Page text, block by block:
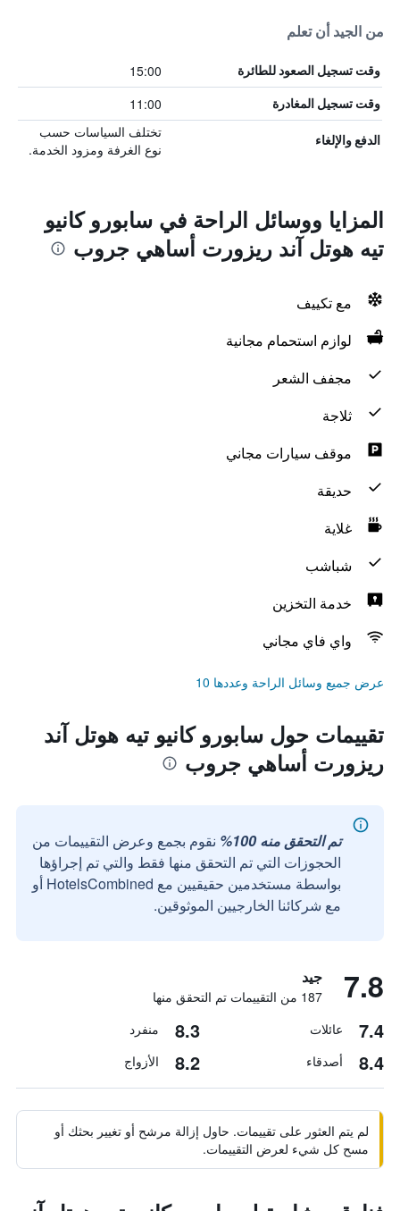
من الجيد أن تعلم
وقت تسجيل الصعود للطائرة 15:00
وقت تسجيل المغادرة 11:00
الدفع والإلغاء
تختلف السياسات حسب
نوع الغرفة ومزود الخدمة.
المزايا ووسائل الراحة في سابورو كانيو
تيه هوتل آند ريزورت أساهي جروب
مع تكييف
لوازم استحمام مجانية
مجفف الشعر
ثلاجة
موقف سيارات مجاني
حديقة
غلاية
شباشب
خدمة التخزين
واي فاي مجاني
عرض جميع وسائل الراحة وعددها 10
تقييمات حول سابورو كانيو تيه هوتل آند
ريزورت أساهي جروب
تم التحقق منه 100%
نقوم بجمع وعرض التقييمات من
الحجوزات التي تم التحقق منها فقط والتي تم إجراؤها
بواسطة مستخدمين حقيقيين مع HotelsCombined أو
مع شركائنا الخارجيين الموثوقين.
7.8 جيد
187 من التقييمات تم التحقق منها
7.4 عائلات 8.3 منفرد
8.4 أصدقاء 8.2 الأزواج
لم يتم العثور على تقييمات. حاول إزالة مرشح أو تغيير بحثك أو
مسح كل شيء لعرض التقييمات.